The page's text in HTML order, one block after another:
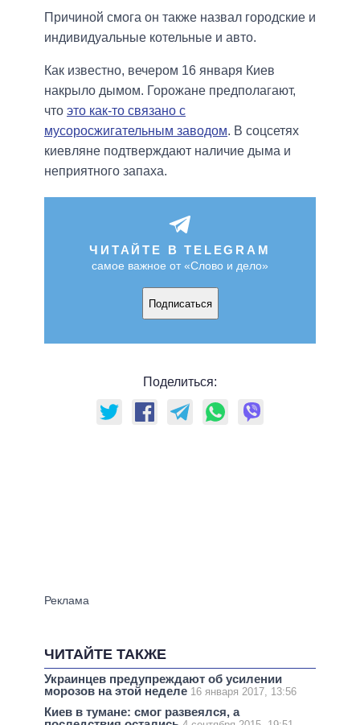
Причиной смога он также назвал городские и
индивидуальные котельные и авто.
Как известно, вечером 16 января Киев
накрыло дымом. Горожане предполагают,
что это как-то связано с
мусоросжигательным заводом. В соцсетях
киевляне подтверждают наличие дыма и
неприятного запаха.
ЧИТАЙТЕ В TELEGRAM
самое важное от «Слово и дело»
Подписаться
Поделиться:
ЧИТАЙТЕ ТАКЖЕ
Украинцев предупреждают об усилении
морозов на этой неделе 16 января 2017, 13:56
Киев в тумане: смог развеялся, а